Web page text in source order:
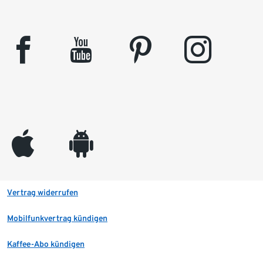
facebook youtube pinterest instagram
appleinc android
Vertrag widerrufen
Mobilfunkvertrag kündigen
Kaffee-Abo kündigen